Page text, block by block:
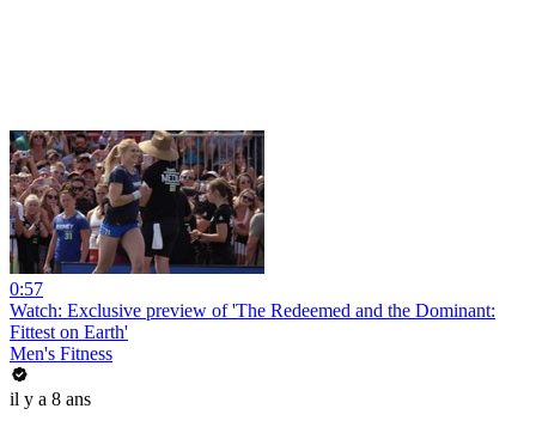
0:57
Watch: Exclusive preview of 'The Redeemed and the Dominant:
Fittest on Earth'
Men's Fitness
il y a 8 ans